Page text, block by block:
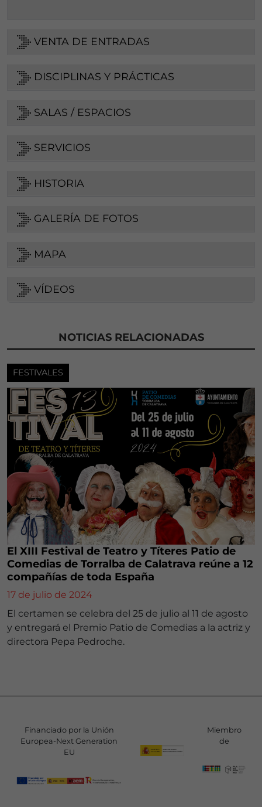
VENTA DE ENTRADAS
DISCIPLINAS Y PRÁCTICAS
SALAS / ESPACIOS
SERVICIOS
HISTORIA
GALERÍA DE FOTOS
MAPA
VÍDEOS
NOTICIAS RELACIONADAS
FESTIVALES
El XIII Festival de Teatro y Títeres Patio de
Comedias de Torralba de Calatrava reúne a 12
compañías de toda España
17 de julio de 2024
El certamen se celebra del 25 de julio al 11 de agosto
y entregará el Premio Patio de Comedias a la actriz y
directora Pepa Pedroche.
Financiado por la Unión
Europea-Next Generation
EU
Miembro
de